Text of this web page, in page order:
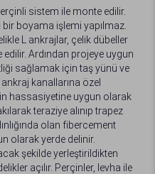
sistem ile monte edilir.
boyama işlemi yapılmaz.
L ankrajlar, çelik dübeller
Ardından projeye uygun
sağlamak için taş yünü ve
kanallarına özel
hassasiyetine uygun olarak
teraziye alınıp trapez
olan fibercement
olarak yerde delinir.
şekilde yerleştirildikten
açılır. Perçinler, levha ile